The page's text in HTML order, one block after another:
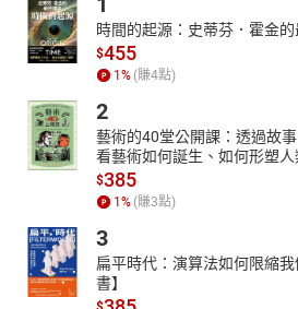
時間的起源：史蒂芬．霍金的
$455
1 % (賺4點)
2
藝術的40堂公開課：透過故
看藝術如何誕生、如何形塑人
$385
1 % (賺3點)
3
扁平時代：演算法如何限縮
書】